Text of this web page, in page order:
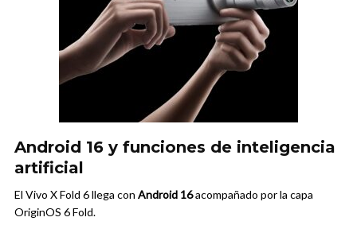
Android 16 y funciones de inteligencia
artificial
El Vivo X Fold 6 llega con Android 16acompañado por la capa
OriginOS 6 Fold.